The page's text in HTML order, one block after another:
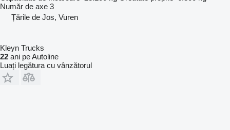
Număr de axe 3
Țările de Jos, Vuren
Kleyn Trucks
22 ani pe Autoline
Luați legătura cu vânzătorul